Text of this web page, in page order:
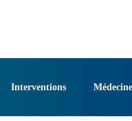
Interventions